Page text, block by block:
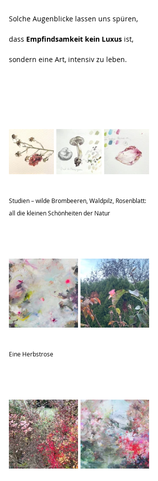
Solche Augenblicke lassen uns spüren,
dass Empfindsamkeit kein Luxus ist,
sondern eine Art, intensiv zu leben.
Studien – wilde Brombeeren, Waldpilz, Rosenblatt:
all die kleinen Schönheiten der Natur
Eine Herbstrose